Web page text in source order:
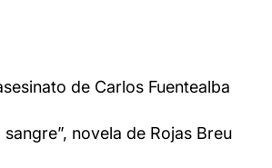
de Carlos Fuentealba
novela de Rojas Breu